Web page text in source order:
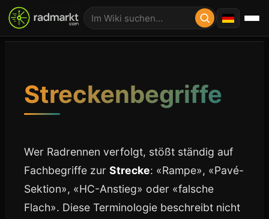
Streckenbegriffe
Wer Radrennen verfolgt, stößt ständig auf
Fachbegriffe zur Strecke: «Rampe», «Pavé-
Sektion», «HC-Anstieg» oder «falsche
Flach». Diese Terminologie beschreibt nicht